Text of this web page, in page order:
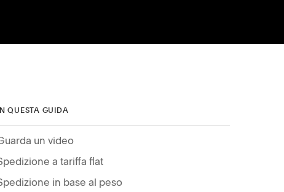
IN QUESTA GUIDA
un video
a tariffa flat
in base al peso